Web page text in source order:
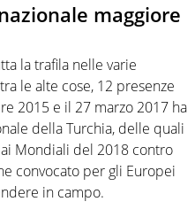
maggiore
la trafila nelle varie
le alte cose, 12 presenze
2015 e il 27 marzo 2017 ha
della Turchia, delle quali
Mondiali del 2018 contro
convocato per gli Europei
in campo.